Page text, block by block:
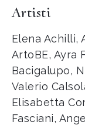
Artisti
Elena Achilli,
ArtoBE, Ayra
Bacigalupo,
Valerio
Elisabetta
Fasciani,